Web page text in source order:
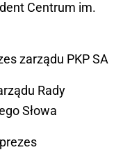
Centrum im.
zarządu PKP SA
Rady
Słowa